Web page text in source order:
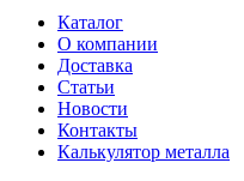
Каталог
О компании
Доставка
Статьи
Новости
Контакты
Калькулятор металла